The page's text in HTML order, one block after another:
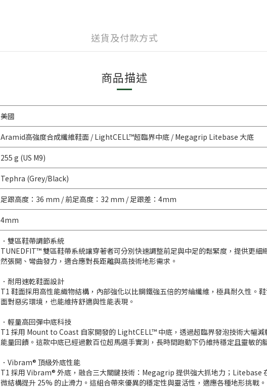
送貨及付款方式
商品描述
美國
Aramid高強度合成纖維鞋面 / LightCELL™超臨界中底 / Megagrip Litebase 大底
255 g (US M9)
Tephra (Grey/Black)
足跟高度：36 mm / 前足高度：32 mm / 足跟差：4mm
4mm
．雙區鞋帶調節系統
TUNEDFIT™ 雙區鞋帶系統讓穿著者可分別快速調整前足與中足的鬆緊度，提供更
然張開、彎曲發力，適合應對長距離與高技術地形需求。
．耐用速乾鞋面設計
T1 鞋面採用高性能織物結構，內部強化以比鋼鐵強五倍的芳綸纖維，極具耐久性。
面對惡劣環境，也能維持舒適與性能表現。
．輕量高回彈中底科技
T1 採用 Mount to Coast 自家開發的 LightCELL™ 中底，透過超臨界發泡技術大幅
能量回饋。這款中底已經過數百位超馬選手實測，長時間跑動下仍維持穩定且靈敏的
．Vibram® 頂級外底性能
T1 採用 Vibram® 外底，融合三大關鍵技術：Megagrip 提供強大抓地力；
微結構提升 25% 的止滑力。這組合帶來優異的穩定性與靈活性，適應各種地形挑戰。